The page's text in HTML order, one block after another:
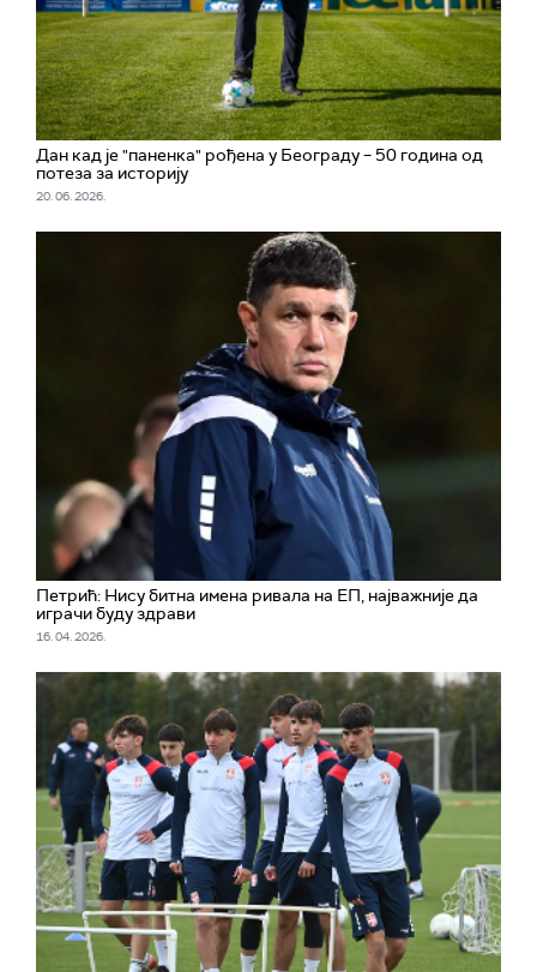
Дан кад је "паненка" рођена у Београду – 50 година од
потеза за историју
20. 06. 2026.
Петрић: Нису битна имена ривала на ЕП, најважније да
играчи буду здрави
16. 04. 2026.